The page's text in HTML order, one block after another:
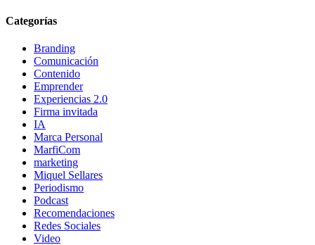
Categorías
Branding
Comunicación
Contenido
Emprender
Experiencias 2.0
Firma invitada
IA
Marca Personal
MarfiCom
marketing
Miquel Sellares
Periodismo
Podcast
Recomendaciones
Redes Sociales
Video